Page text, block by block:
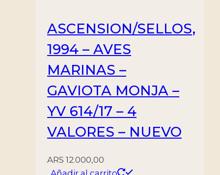
ASCENSION/SELLOS,
1994 – AVES
MARINAS –
GAVIOTA MONJA –
YV 614/17 – 4
VALORES – NUEVO
ARS 12.000,00
Añadir al carrito